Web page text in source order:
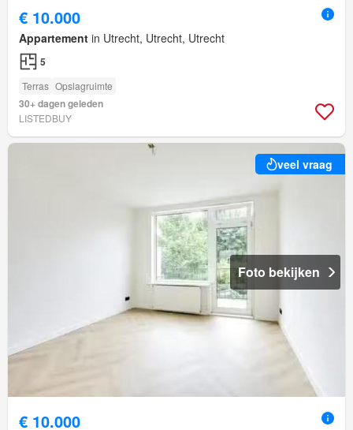
€ 10.000
Appartement in Utrecht, Utrecht, Utrecht
5
Terras Opslagruimte
30+ dagen geleden
LISTEDBUY
veel vraag
Foto bekijken
€ 10.000